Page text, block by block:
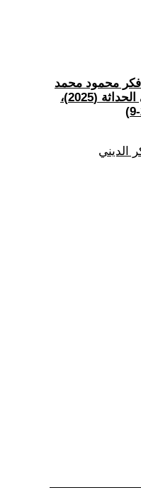
فكر محمود محمد
طه- كتاب: الإسلام المعاصر وتحدي الحداثة (2025)،
الديني